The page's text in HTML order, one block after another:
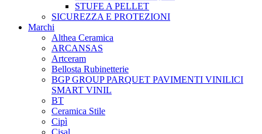
STUFE A PELLET
SICUREZZA E PROTEZIONI
Marchi
Althea Ceramica
ARCANSAS
Artceram
Bellosta Rubinetterie
BGP GROUP PARQUET PAVIMENTI VINILICI
SMART VINIL
BT
Ceramica Stile
Cipì
Cisal